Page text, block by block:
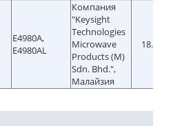
E4980A,
E4980AL
Компания
"Keysight
Technologies
Microwave
Products (M)
Sdn. Bhd.",
Малайзия